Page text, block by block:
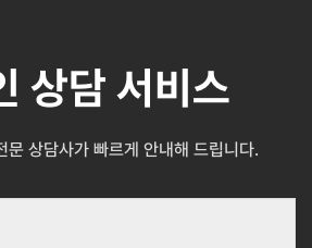
상담 서비스
문 상담사가 빠르게 안내해 드립니다.